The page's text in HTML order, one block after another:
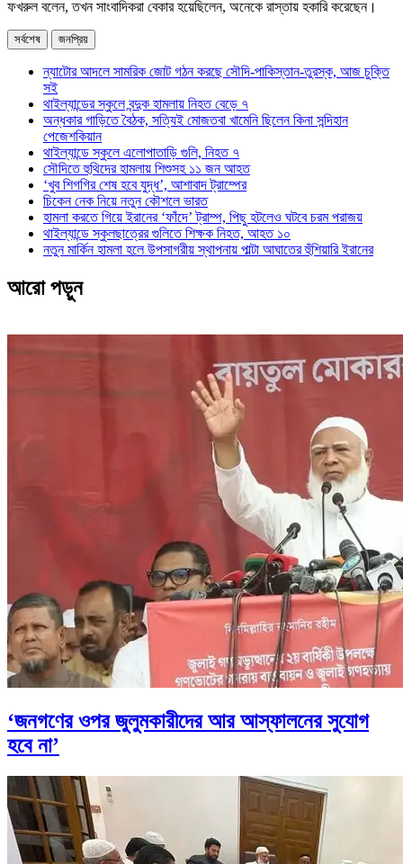
ফখরুল বলেন, তখন সাংবাদিকরা বেকার হয়েছিলেন, অনেকে রাস্তায় হকারি করেছেন।
সর্বশেষ জনপ্রিয়
ন্যাটোর আদলে সামরিক জোট গঠন করছে সৌদি-পাকিস্তান-তুরস্ক, আজ চুক্তি
সই
থাইল্যান্ডের স্কুলে বন্দুক হামলায় নিহত বেড়ে ৭
অন্ধকার গাড়িতে বৈঠক, সত্যিই মোজতবা খামেনি ছিলেন কিনা সন্দিহান
পেজেশকিয়ান
থাইল্যান্ডে স্কুলে এলোপাতাড়ি গুলি, নিহত ৭
সৌদিতে হুথিদের হামলায় শিশুসহ ১১ জন আহত
‘খুব শিগগির শেষ হবে যুদ্ধ’, আশাবাদ ট্রাম্পের
চিকেন নেক নিয়ে নতুন কৌশলে ভারত
হামলা করতে গিয়ে ইরানের ‘ফাঁদে’ ট্রাম্প, পিছু হটলেও ঘটবে চরম পরাজয়
থাইল্যান্ডে স্কুলছাত্রের গুলিতে শিক্ষক নিহত, আহত ১০
নতুন মার্কিন হামলা হলে উপসাগরীয় স্থাপনায় পাল্টা আঘাতের হুঁশিয়ারি ইরানের
আরো পড়ুন
‘জনগণের ওপর জুলুমকারীদের আর আস্ফালনের সুযোগ
হবে না’